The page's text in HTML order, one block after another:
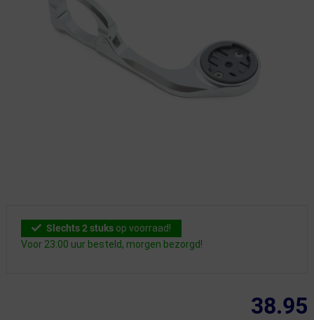
Slechts 2 stuks op voorraad!
Voor 23:00 uur besteld, morgen bezorgd!
38.95